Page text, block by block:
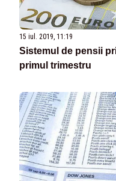
15 iul. 2019, 11:19
Sistemul de pensii
primul trimestru